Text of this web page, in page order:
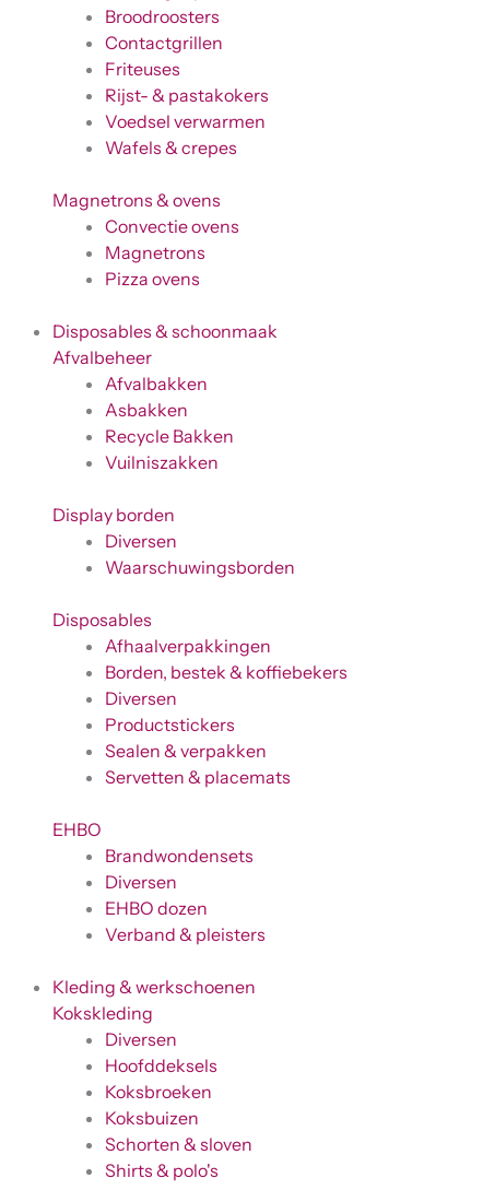
Broodroosters
Contactgrillen
Friteuses
Rijst- & pastakokers
Voedsel verwarmen
Wafels & crepes
Magnetrons & ovens
Convectie ovens
Magnetrons
Pizza ovens
Disposables & schoonmaak
Afvalbeheer
Afvalbakken
Asbakken
Recycle Bakken
Vuilniszakken
Display borden
Diversen
Waarschuwingsborden
Disposables
Afhaalverpakkingen
Borden, bestek & koffiebekers
Diversen
Productstickers
Sealen & verpakken
Servetten & placemats
EHBO
Brandwondensets
Diversen
EHBO dozen
Verband & pleisters
Kleding & werkschoenen
Kokskleding
Diversen
Hoofddeksels
Koksbroeken
Koksbuizen
Schorten & sloven
Shirts & polo's